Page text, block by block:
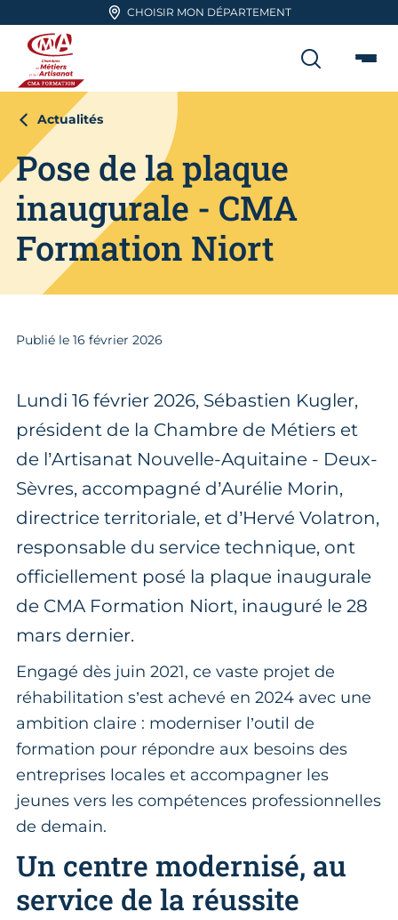
Aller en haut de pageCHOISIR MON DÉPARTEMENT
CMA FORMATION
Actualités
Pose de la plaque
inaugurale - CMA
Formation Niort
Publié le 16 février 2026
Lundi 16 février 2026, Sébastien Kugler,
président de la Chambre de Métiers et
de l’Artisanat Nouvelle-Aquitaine - Deux-
Sèvres, accompagné d’Aurélie Morin,
directrice territoriale, et d’Hervé Volatron,
responsable du service technique, ont
officiellement posé la plaque inaugurale
de CMA Formation Niort, inauguré le 28
mars dernier.
Engagé dès juin 2021, ce vaste projet de
réhabilitation s’est achevé en 2024 avec une
ambition claire : moderniser l’outil de
formation pour répondre aux besoins des
entreprises locales et accompagner les
jeunes vers les compétences professionnelles
de demain.
Un centre modernisé, au
service de la réussite